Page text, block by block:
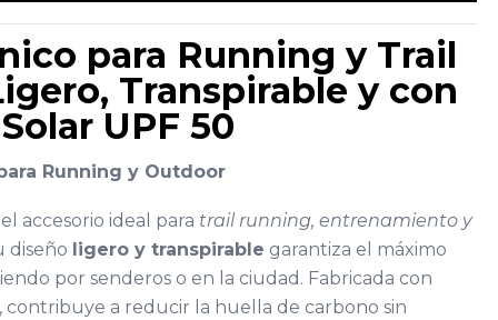
para Running y Trail
Transpirable y con
UPF 50
Running y Outdoor
el accesorio ideal para trail running, entrenamiento y
diseño ligero y transpirable garantiza el máximo
por senderos o en la ciudad. Fabricada con
, contribuye a reducir la huella de carbono sin